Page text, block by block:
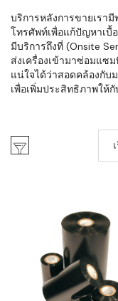
บริการหลังการขายเรา
โทรศัพท์เพื่อแก้ปัญหาเบื้
มีบริการถึงที่ (Onsite
ส่งเครื่องเข้ามาซ่อมแซ
แน่ใจได้ว่าสอดคล้องกั
เพื่อเพิ่มประสิทธิภาพให้